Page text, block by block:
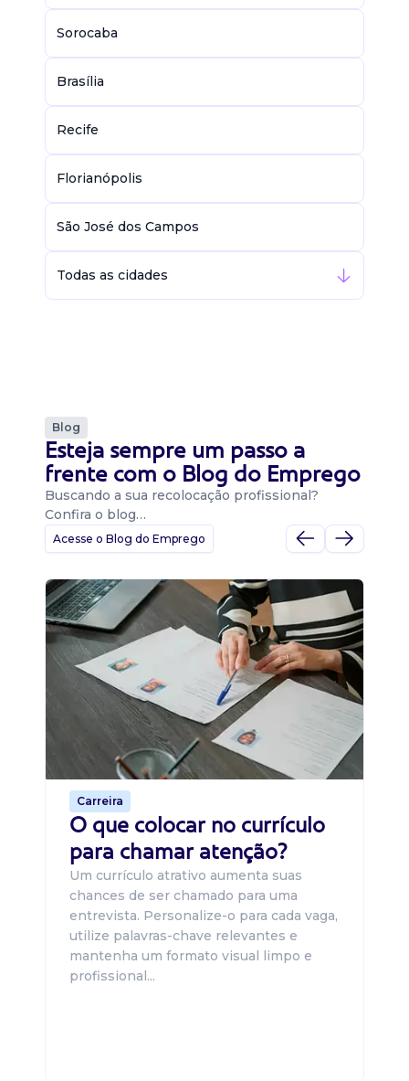
Sorocaba
Brasília
Recife
Florianópolis
São José dos Campos
Todas as cidades
Blog
Esteja sempre um passo a
frente com o Blog do Emprego
Buscando a sua recolocação profissional?
Confira o blog…
Acesse o Blog do Emprego
Carreira
O que colocar no currículo
para chamar atenção?
Um currículo atrativo aumenta suas
chances de ser chamado para uma
entrevista. Personalize-o para cada vaga,
utilize palavras-chave relevantes e
mantenha um formato visual limpo e
profissional...